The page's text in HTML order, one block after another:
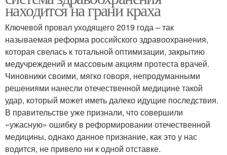
находится на грани краха
Ключевой провал уходящего 2019 года – так
называемая реформа российского здравоохранения,
которая свелась к тотальной оптимизации, закрытию
медучреждений и массовым акциям протеста врачей.
Чиновники своими, мягко говоря, непродуманными
решениями нанесли отечественной медицине такой
удар, который может иметь далеко идущие последствия.
В правительстве уже признали, что совершили
«ужасную» ошибку в реформировании отечественной
медицины, однако данное признание, как это у нас
водится, не привело ни к одной отставке.